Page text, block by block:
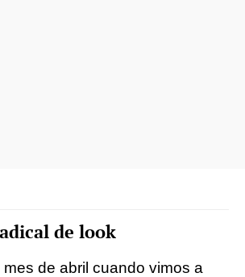
de look
de abril cuando vimos a